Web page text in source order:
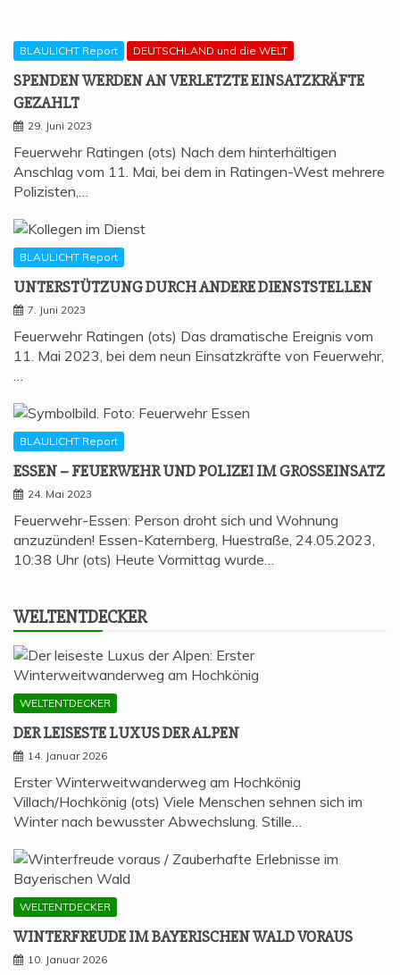
BLAULICHT Report DEUTSCHLAND und die WELT
SPEN­DEN WER­DEN AN VER­LETZ­TE EIN­SATZ­KRÄF­TE
GEZAHLT
29. Juni 2023
Feuerwehr Ratingen (ots) Nach dem hinterhältigen
Anschlag vom 11. Mai, bei dem in Ratingen-West mehrere
Polizisten,…
BLAULICHT Report
UNTER­STÜT­ZUNG DURCH ANDE­RE DIENSTSTELLEN
7. Juni 2023
Feuerwehr Ratingen (ots) Das dramatische Ereignis vom
11. Mai 2023, bei dem neun Einsatzkräfte von Feuerwehr,
BLAULICHT Report
ESSEN – FEU­ER­WEHR UND POLI­ZEI IM GROSSEINSATZ
24. Mai 2023
Feuerwehr-Essen: Person droht sich und Wohnung
anzuzünden! Essen-Katernberg, Huestraße, 24.05.2023,
10:38 Uhr (ots) Heute Vormittag wurde…
WELT­ENT­DE­CKER
WELTENTDECKER
DER LEI­SES­TE LUXUS DER ALPEN
14. Januar 2026
Erster Winterweitwanderweg am Hochkönig
Villach/Hochkönig (ots) Viele Menschen sehnen sich im
Winter nach bewusster Abwechslung. Stille…
WELTENTDECKER
WIN­TER­FREU­DE IM BAYE­RI­SCHEN WALD VORAUS
10. Januar 2026